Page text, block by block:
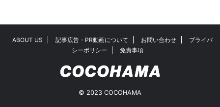
ABOUT US 記事広告・PR動画について お問い合わせ
プライバ
シーポリシー
免責事項
© 2023 COCOHAMA